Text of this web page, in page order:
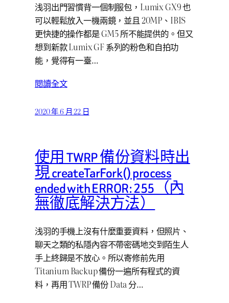
浅羽出門習慣背一個制服包，Lumix GX9 也
可以輕鬆放入一機兩鏡，並且 20MP、IBIS
更快捷的操作都是 GM5 所不能提供的。但又
想到新款 Lumix GF 系列的粉色和自拍功
能，覺得有一臺…
閱讀全文
2020 年 6 月 22 日
使用 TWRP 備份資料時出
現 createTarFork() process
ended with ERROR: 255（內
無徹底解決方法）
浅羽的手機上沒有什麼重要資料，但照片、
聊天之類的私隱內容不帶密碼地交到陌生人
手上終歸是不放心。所以寄修前先用
Titanium Backup 備份一遍所有程式的資
料，再用 TWRP 備份 Data 分…